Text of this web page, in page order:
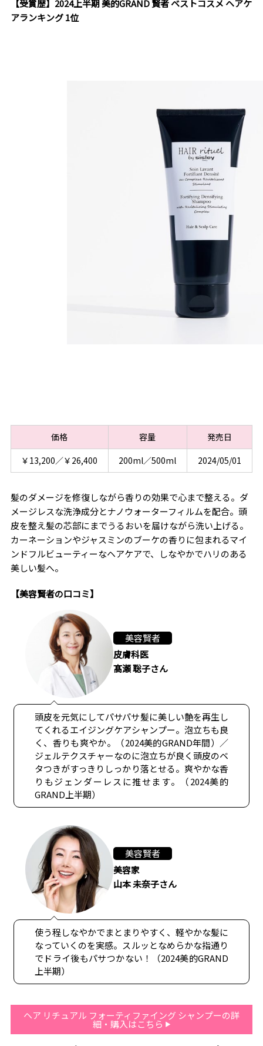
【受賞歴】2024上半期 美的GRAND 賢者 ベストコスメ ヘアケ
アランキング 1位
価格 容量
発売日
￥13,200／￥26,400
200ml／500ml 2024/05/01
髪のダメージを修復しながら香りの効果で心まで整える。ダ
メージレスな洗浄成分とナノウォーターフィルムを配合。頭
皮を整え髪の芯部にまでうるおいを届けながら洗い上げる。
カーネーションやジャスミンのブーケの香りに包まれるマイ
ンドフルビューティーなヘアケアで、しなやかでハリのある
美しい髪へ。
【美容賢者の口コミ】
美容賢者
皮膚科医
髙瀬 聡子さん
頭皮を元気にしてパサパサ髪に美しい艶を再生し
てくれるエイジングケアシャンプー。泡立ちも良
く、香りも爽やか。（2024美的GRAND年間）／
ジェルテクスチャーなのに泡立ちが良く頭皮のベ
タつきがすっきりしっかり落とせる。爽やかな香
りもジェンダーレスに推せます。（2024美的
GRAND上半期）
美容賢者
美容家
山本 未奈子さん
使う程しなやかでまとまりやすく、軽やかな髪に
なっていくのを実感。スルッとなめらかな指通り
でドライ後もパサつかない！（2024美的GRAND
上半期）
ヘア リチュアル フォーティファイング シャンプーの詳
細・購入はこちら